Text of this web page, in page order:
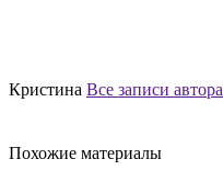
Кристина Все записи автора
Похожие материалы